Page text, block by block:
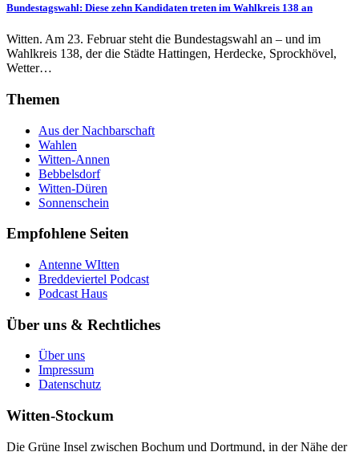
Bundestagswahl: Diese zehn Kandidaten treten im Wahlkreis 138 an
Witten. Am 23. Februar steht die Bundestagswahl an – und im
Wahlkreis 138, der die Städte Hattingen, Herdecke, Sprockhövel,
Wetter…
Themen
Aus der Nachbarschaft
Wahlen
Witten-Annen
Bebbelsdorf
Witten-Düren
Sonnenschein
Empfohlene Seiten
Antenne WItten
Breddeviertel Podcast
Podcast Haus
Über uns & Rechtliches
Über uns
Impressum
Datenschutz
Witten-Stockum
Die Grüne Insel zwischen Bochum und Dortmund, in der Nähe der